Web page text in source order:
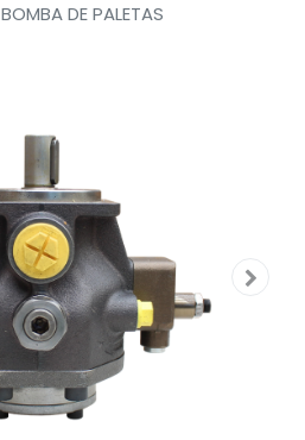
BOMBA DE PALETAS